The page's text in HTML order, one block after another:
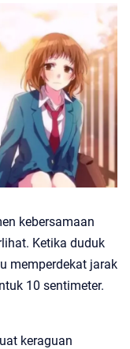
kebersamaan
Ketika duduk
memperdekat jarak
10 sentimeter.
keraguan